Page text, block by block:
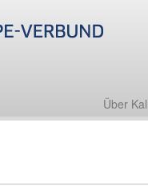
Über